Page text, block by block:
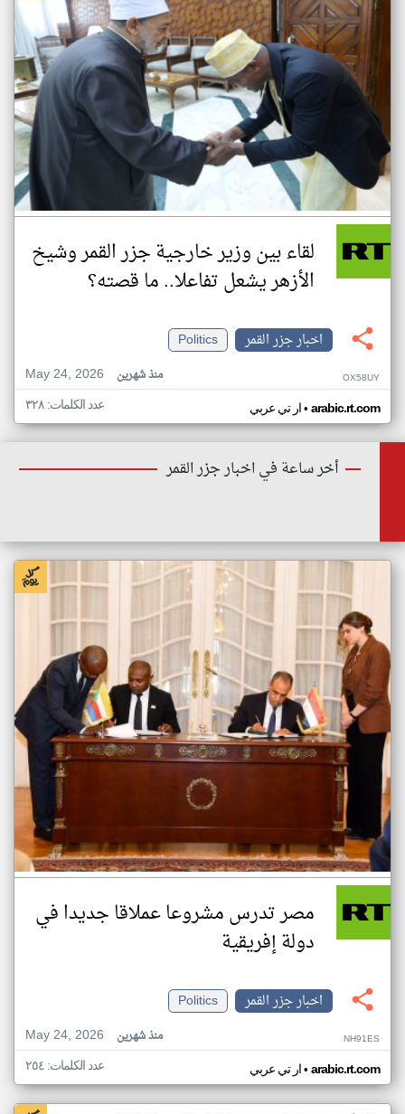
لقاء بين وزير خارجية جزر القمر وشيخ
الأزهر يشعل تفاعلا.. ما قصته؟
اخبار جزر القمر
Politics
May 24, 2026
منذ شهرين OX58UY
ار تي عربي• arabic.rt.com عدد الكلمات: ٣٢٨
أخر ساعة في اخبار جزر القمر
مصر تدرس مشروعا عملاقا جديدا في
دولة إفريقية
اخبار جزر القمر
Politics
May 24, 2026
منذ شهرين NH91ES
ار تي عربي• arabic.rt.com عدد الكلمات: ٢٥٤